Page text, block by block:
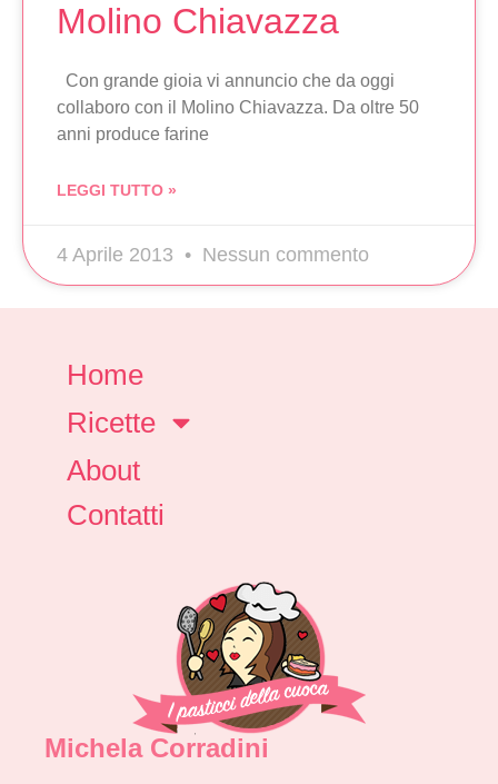
Molino Chiavazza
Con grande gioia vi annuncio che da oggi
collaboro con il Molino Chiavazza. Da oltre 50
anni produce farine
LEGGI TUTTO »
4 Aprile 2013 Nessun commento
Home
Ricette
About
Contatti
Michela Corradini